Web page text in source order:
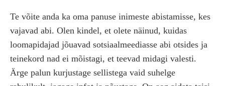
Te võite anda ka oma panuse inimeste abistamisse, kes
vajavad abi. Olen kindel, et olete näinud, kuidas
loomapidajad jõuavad sotsiaalmeediasse abi otsides ja
teinekord nad ei mõistagi, et teevad midagi valesti.
Ärge palun kurjustage sellistega vaid suhelge